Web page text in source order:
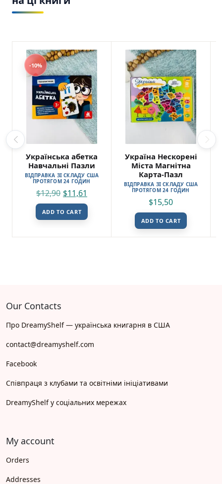
вечірках. Це чудова альтернатива для тих,
хто хоче поєднати корисне з приємним.
мислення, навички спілкування, увагу до
деталей і вміння взаємодіяти з іншими
учасниками гри.
Висновок: Гра-ходилка “Нескорені міста
України” є не лише веселим способом
провести час, але й цінним інструментом
для розвитку дітей, що дозволяє поєднувати
навчання та гру.
-10%
Українська абетка
Навчальні Пазли
ВІДПРАВКА ЗІ СКЛАДУ США
ПРОТЯГОМ 24 ГОДИН
$12,90 $11,61
ADD TO CART
Україна Нескорені
Міста Магнітна
Карта-Пазл
ВІДПРАВКА ЗІ СКЛАДУ США
ПРОТЯГОМ 24 ГОДИН
$15,50
ADD TO CART
Our Contacts
Про DreamyShelf — українська книгарня в США
contact@dreamyshelf.com
Facebook
Співпраця з клубами та освітніми ініціативами
DreamyShelf у соціальних мережах
My account
Orders
Addresses